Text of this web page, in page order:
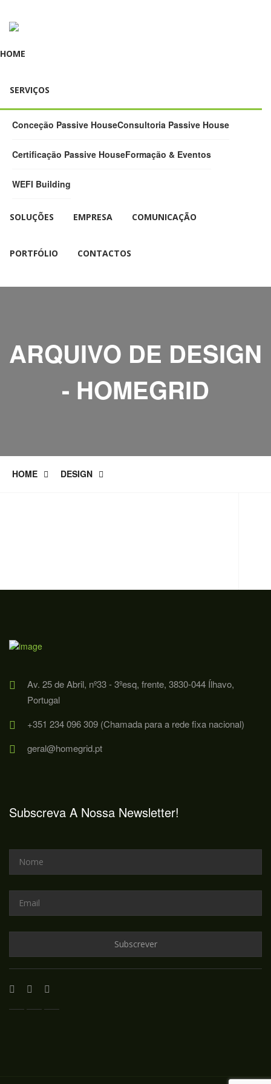
HOME
SERVIÇOS
Conceção Passive HouseConsultoria Passive House
Certificação Passive HouseFormação & Eventos
WEFI Building
SOLUÇÕES EMPRESA COMUNICAÇÃO
PORTFÓLIO CONTACTOS
ARQUIVO DE DESIGN
- HOMEGRID
HOME DESIGN
Av. 25 de Abril, nº33 - 3ºesq, frente, 3830-044 Ílhavo,
Portugal
+351 234 096 309 (Chamada para a rede fixa nacional)
geral@homegrid.pt
Subscreva A Nossa Newsletter!